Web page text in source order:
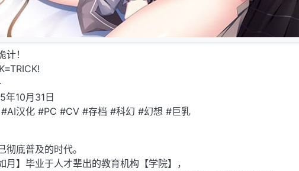
！
年10月31日
汉化 #PC #CV #存档 #科幻 #幻想 #巨乳
底普及的时代。
月】毕业于人才辈出的教育机构【学院】，